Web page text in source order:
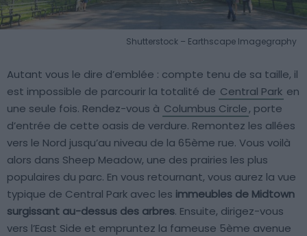
Shutterstock – Earthscape Imagegraphy
Autant vous le dire d’emblée : compte tenu de sa taille, il
est impossible de parcourir la totalité de Central Park en
une seule fois. Rendez-vous à Columbus Circle, porte
d’entrée de cette oasis de verdure. Remontez les allées
vers le Nord jusqu’au niveau de la 65ème rue. Vous voilà
alors dans Sheep Meadow, une des prairies les plus
populaires du parc. En vous retournant, vous aurez la vue
typique de Central Park avec les immeubles de Midtown
surgissant au-dessus des arbres. Ensuite, dirigez-vous
vers l’East Side et empruntez la fameuse 5ème avenue